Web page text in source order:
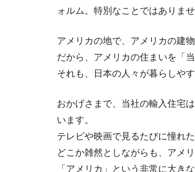
ォルム。特別なことではありませ
アメリカの地で、アメリカの建
だから、アメリカの住まいを「
それも、日本の人々が暮らしや
おかげさまで、当社の輸入住宅
います。
テレビや映画で見るたびに憧れた
どこか雑然としながらも、アメ
「アメリカ」という非常に大き